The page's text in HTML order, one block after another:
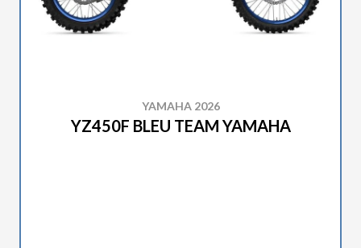
YAMAHA 2026
YZ450F BLEU TEAM YAMAHA